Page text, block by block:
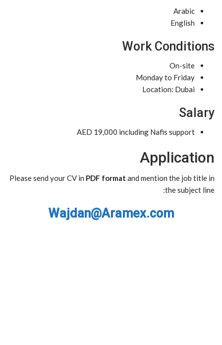
Arabic
English
Work Conditions
On-site
Monday to Friday
Location: Dubai
Salary
AED 19,000 including Nafis support
Application
Please send your CV in PDF format and mention the job title in
the subject line:
Wajdan@Aramex.com